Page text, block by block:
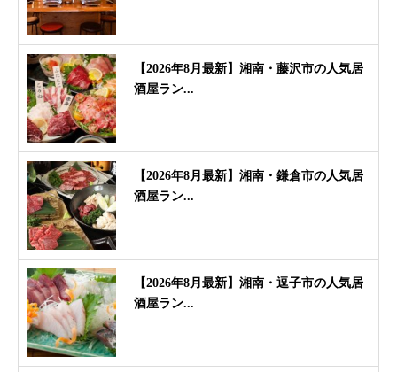
【2026年8月最新】湘南・藤沢市の人気居
酒屋ラン...
【2026年8月最新】湘南・鎌倉市の人気居
酒屋ラン...
【2026年8月最新】湘南・逗子市の人気居
酒屋ラン...